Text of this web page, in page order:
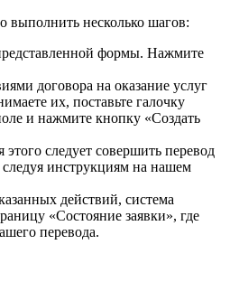
выполнить несколько шагов:
формы. Нажмите
договора на оказание услуг
их, поставьте галочку
и нажмите кнопку «Создать
следует совершить перевод
инструкциям на нашем
действий, система
«Состояние заявки», где
перевода.